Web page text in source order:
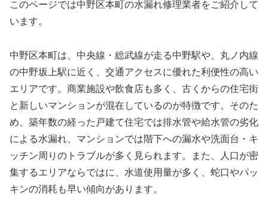
このページでは中野区本町の水漏れ修理業者をご紹介して
います。
中野区本町は、中央線・総武線が走る中野駅や、丸ノ内線
の中野坂上駅に近く、交通アクセスに優れた利便性の高い
エリアです。商業施設や飲食店も多く、古くからの住宅街
と新しいマンションが混在しているのが特徴です。そのた
め、築年数の経った戸建て住宅では排水管や給水管の劣化
による水漏れ、マンションでは階下への漏水や洗面台・キ
ッチン周りのトラブルが多く見られます。また、人口が密
集するエリアならではに、水道使用量が多く、蛇口やパッ
キンの消耗も早い傾向があります。